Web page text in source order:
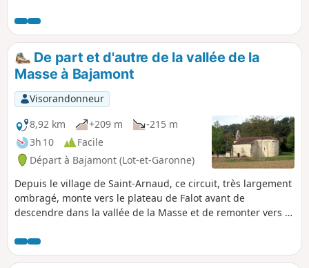
Pecdorat avec ses vieilles maisons réhabilitées. Vous
traverserez un bois, puis vous descendrez vers la Retenue
de la Nette. Vous longerez le lac, puis vous remonterez vers
le parking en passant au pied de la ruine d'un ancien
moulin.
De part et d'autre de la vallée de la
Masse à Bajamont
Visorandonneur
8,92 km
+209 m
-215 m
3h 10
Facile
Départ à Bajamont (Lot-et-Garonne)
Depuis le village de Saint-Arnaud, ce circuit, très largement
ombragé, monte vers le plateau de Falot avant de
descendre dans la vallée de la Masse et de remonter vers le